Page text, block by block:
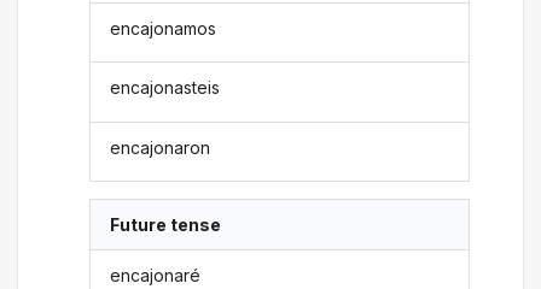
encajonamos
encajonasteis
encajonaron
Future tense
encajonaré